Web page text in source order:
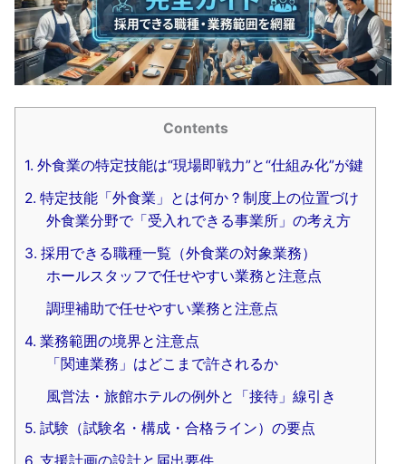
Contents
1. 外食業の特定技能は“現場即戦力”と“仕組み化”が鍵
2. 特定技能「外食業」とは何か？制度上の位置づけ
外食業分野で「受入れできる事業所」の考え方
3. 採用できる職種一覧（外食業の対象業務）
ホールスタッフで任せやすい業務と注意点
調理補助で任せやすい業務と注意点
4. 業務範囲の境界と注意点
「関連業務」はどこまで許されるか
風営法・旅館ホテルの例外と「接待」線引き
5. 試験（試験名・構成・合格ライン）の要点